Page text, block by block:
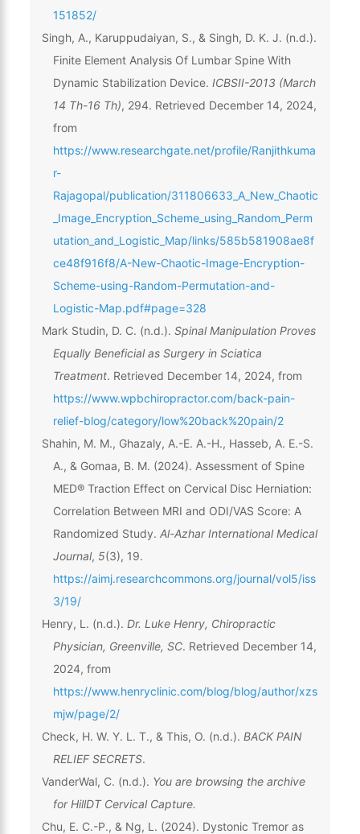
151852/
Singh, A., Karuppudaiyan, S., & Singh, D. K. J. (n.d.).
Finite Element Analysis Of Lumbar Spine With
Dynamic Stabilization Device. ICBSII-2013 (March
14 Th-16 Th), 294. Retrieved December 14, 2024,
from
https://www.researchgate.net/profile/Ranjithkuma
r-
Rajagopal/publication/311806633_A_New_Chaotic
_Image_Encryption_Scheme_using_Random_Perm
utation_and_Logistic_Map/links/585b581908ae8f
ce48f916f8/A-New-Chaotic-Image-Encryption-
Scheme-using-Random-Permutation-and-
Logistic-Map.pdf#page=328
Mark Studin, D. C. (n.d.). Spinal Manipulation Proves
Equally Beneficial as Surgery in Sciatica
Treatment. Retrieved December 14, 2024, from
https://www.wpbchiropractor.com/back-pain-
relief-blog/category/low%20back%20pain/2
Shahin, M. M., Ghazaly, A.-E. A.-H., Hasseb, A. E.-S.
A., & Gomaa, B. M. (2024). Assessment of Spine
MED® Traction Effect on Cervical Disc Herniation:
Correlation Between MRI and ODI/VAS Score: A
Randomized Study. Al-Azhar International Medical
Journal, 5(3), 19.
https://aimj.researchcommons.org/journal/vol5/iss
3/19/
Henry, L. (n.d.). Dr. Luke Henry, Chiropractic
Physician, Greenville, SC. Retrieved December 14,
2024, from
https://www.henryclinic.com/blog/blog/author/xzs
mjw/page/2/
Check, H. W. Y. L. T., & This, O. (n.d.). BACK PAIN
RELIEF SECRETS.
VanderWal, C. (n.d.). You are browsing the archive
for HillDT Cervical Capture.
Chu, E. C.-P., & Ng, L. (2024). Dystonic Tremor as